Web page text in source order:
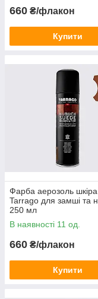
660 ₴/флакон
Купити
Фарба аерозоль шкіра
Tarrago для замші та
250 мл
В наявності 11 од.
660 ₴/флакон
Купити